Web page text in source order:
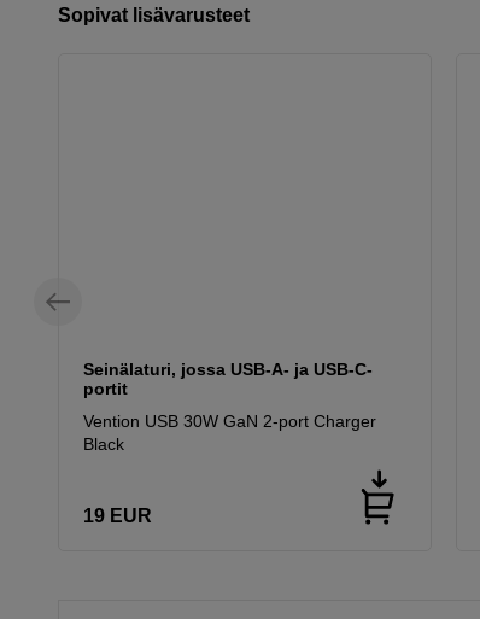
Sopivat lisävarusteet
Seinälaturi, jossa USB-A- ja USB-C-
portit
Vention USB 30W GaN 2-port Charger
Black
19 EUR